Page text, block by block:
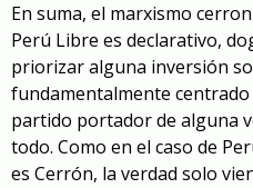
En suma, el marxismo
Perú Libre es declarativo,
priorizar alguna inversión
fundamentalmente centrado
partido portador de alguna
todo. Como en el caso de
es Cerrón, la verdad solo